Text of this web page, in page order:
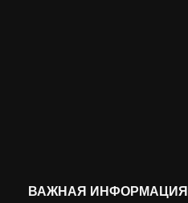
ВАЖНАЯ ИНФОРМАЦИЯ